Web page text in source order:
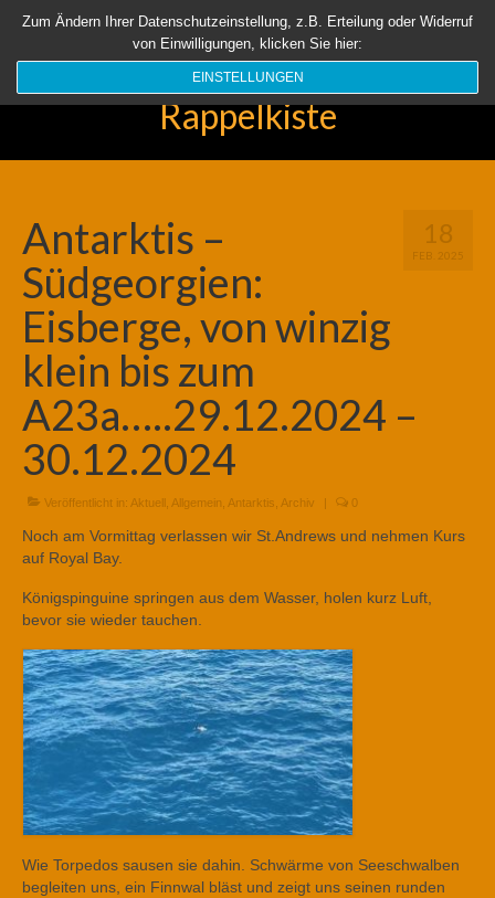
Startseite Aktuell Über uns Unsere Rappelkiste Länder
Suchen
Rappelkiste
18
FEB. 2025
Antarktis –
Südgeorgien:
Eisberge, von winzig
klein bis zum
A23a…..29.12.2024 –
30.12.2024
Veröffentlicht in: Aktuell Allgemein Antarktis Archiv | 0
Noch am Vormittag verlassen wir St.Andrews und nehmen Kurs
auf Royal Bay.
Königspinguine springen aus dem Wasser, holen kurz Luft,
bevor sie wieder tauchen.
Wie Torpedos sausen sie dahin. Schwärme von Seeschwalben
begleiten uns, ein Finnwal bläst und zeigt uns seinen runden
Zum Ändern Ihrer Datenschutzeinstellung, z.B. Erteilung oder Widerruf
von Einwilligungen, klicken Sie hier:
EINSTELLUNGEN